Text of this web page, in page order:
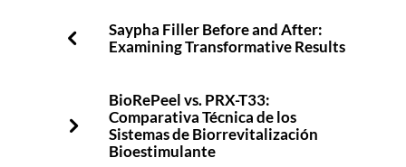
Saypha Filler Before and After:
Examining Transformative Results
BioRePeel vs. PRX-T33:
Comparativa Técnica de los
Sistemas de Biorrevitalización
Bioestimulante